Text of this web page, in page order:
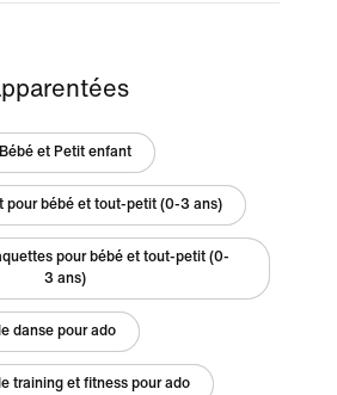
et Petit enfant
pour bébé et tout-petit (0-3 ans)
pour bébé et tout-petit (0-
3 ans)
danse pour ado
training et fitness pour ado